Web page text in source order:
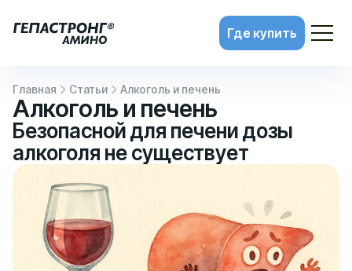
Где купить
Главная Статьи Алкоголь и печень
Алкоголь и печень
Безопасной для печени дозы
алкоголя не существует